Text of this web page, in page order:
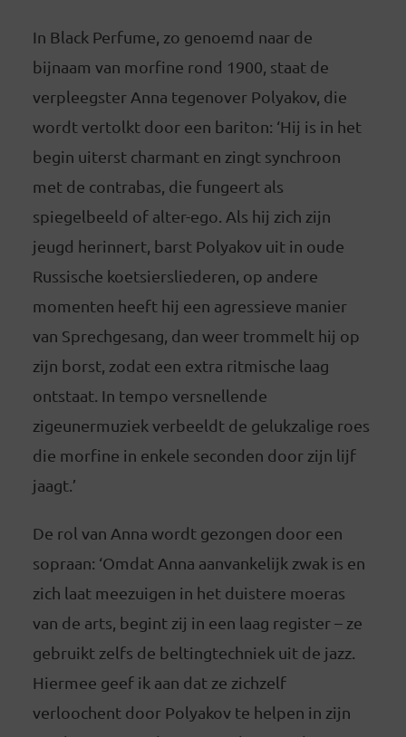
In Black Perfume, zo genoemd naar de
bijnaam van morfine rond 1900, staat de
verpleegster Anna tegenover Polyakov, die
wordt vertolkt door een bariton: ‘Hij is in het
begin uiterst charmant en zingt synchroon
met de contrabas, die fungeert als
spiegelbeeld of alter-ego. Als hij zich zijn
jeugd herinnert, barst Polyakov uit in oude
Russische koetsiersliederen, op andere
momenten heeft hij een agressieve manier
van Sprechgesang, dan weer trommelt hij op
zijn borst, zodat een extra ritmische laag
ontstaat. In tempo versnellende
zigeunermuziek verbeeldt de gelukzalige roes
die morfine in enkele seconden door zijn lijf
jaagt.’
De rol van Anna wordt gezongen door een
sopraan: ‘Omdat Anna aanvankelijk zwak is en
zich laat meezuigen in het duistere moeras
van de arts, begint zij in een laag register – ze
gebruikt zelfs de beltingtechniek uit de jazz.
Hiermee geef ik aan dat ze zichzelf
verloochent door Polyakov te helpen in zijn